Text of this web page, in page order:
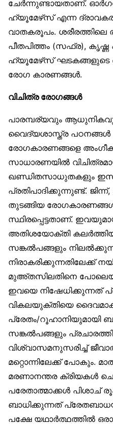
ചേർന്നുണ്ടായതാണ്.
ഹ്യൂമേഴ്‌സ് എന്ന
വാതകരൂപം. ശരീരത്തിലെ
പീതപിത്തം (സഫ്ര), കൃഷ്ണ
ഹ്യൂമേഴ്‌സ്
രോഗ കാരണങ്ങൾ.
വിചിത്ര രോഗങ്ങൾ
പാരമ്പര്യവും
വൈദ്യശാസ്ത്ര പഠനങ്ങൾ
രോഗകാരണങ്ങളെ
സാധാരണയിൽ
ഖണ്ഡിതസാധുതകളും
പ്രതിപാദിക്കുന്നുണ്ട്.
തുടങ്ങിയ രോഗകാരണങ്ങൾ
സ്ഥിരപ്പെട്ടതാണ്.
അതിശയോക്തി
സങ്കൽപങ്ങളും
നിരാകരിക്കുന്നതിലേക്ക്
മുഅ്തസിലതിനെ
ഇവയെ നിഷേധിക്കുന്നത്
വികലയുക്തിയെ
പ്രേതം/റൂഹാനിയുമായി
സങ്കൽപങ്ങളും
വിശ്വാസമനുസരിച്ച്
മറ്റൊന്നിലേക്ക് പോകും.
മരണാനന്തര ക്രിയകൾ
പരേതാത്മാക്കൾ പിശാച്
ബാധിക്കുന്നത്
പക്ഷേ യഥാർത്ഥത്തിൽ